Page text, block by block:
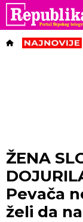
ŽENA
Pevača
želi da